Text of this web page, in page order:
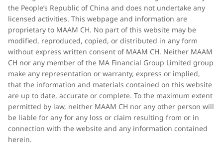
the People’s Republic of China and does not undertake any
licensed activities. This webpage and information are
proprietary to MAAM CH. No part of this website may be
modified, reproduced, copied, or distributed in any form
without express written consent of MAAM CH. Neither MAAM
CH nor any member of the MA Financial Group Limited group
make any representation or warranty, express or implied,
that the information and materials contained on this website
are up to date, accurate or complete. To the maximum extent
permitted by law, neither MAAM CH nor any other person will
be liable for any for any loss or claim resulting from or in
connection with the website and any information contained
herein.